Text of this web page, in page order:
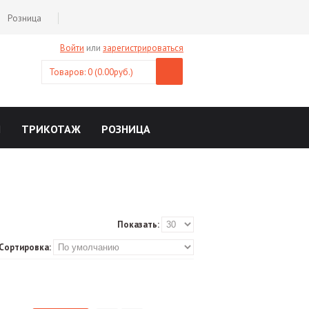
Розница
Товаров: 0 (0.00руб.)
Войти или зарегистрироваться
ТРИКОТАЖ РОЗНИЦА
Показать:
Сортировка: